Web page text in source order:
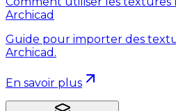
Archicad
Guide pour importer des
Archicad.
En savoir plus